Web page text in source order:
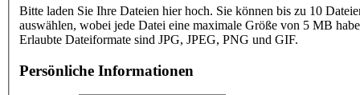
Bitte laden Sie Ihre Dateien hier hoch. Sie können bis zu 10
auswählen, wobei jede Datei eine maximale Größe von 5 MB
Erlaubte Dateiformate sind JPG, JPEG, PNG und GIF.
Persönliche Informationen